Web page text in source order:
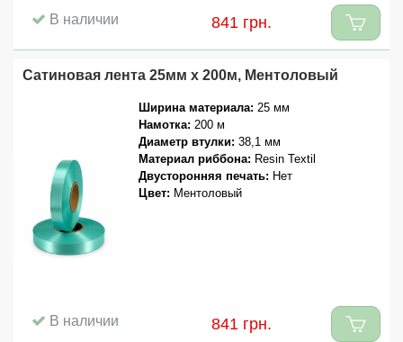
В наличии 841 грн.
Сатиновая лента 25мм x 200м, Ментоловый
Ширина материала: 25 мм
Намотка: 200 м
Диаметр втулки: 38,1 мм
Материал риббона: Resin Textil
Двусторонняя печать: Нет
Цвет: Ментоловый
В наличии 841 грн.